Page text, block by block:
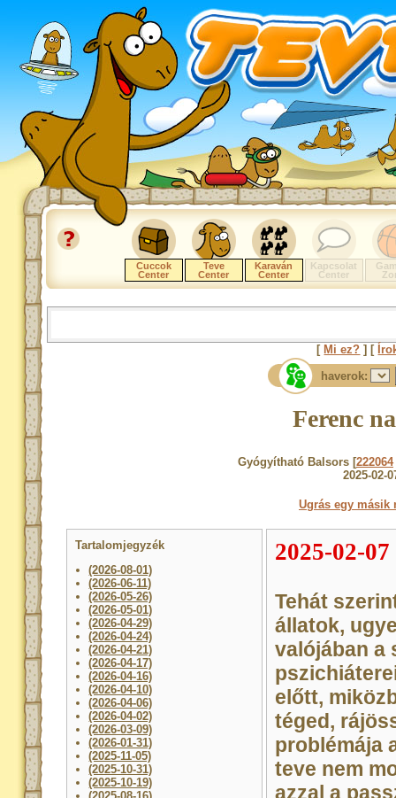
Cuccok
Center
Teve
Center
Karaván
Center
Kapcsolat
Center
[ Mi ez? ] [
haverok:
Ferenc
Gyógyítható Balsors [222064
2025-02-
Ugrás egy másik
Tartalomjegyzék
(2026-08-01)
(2026-06-11)
(2026-05-26)
(2026-05-01)
(2026-04-29)
(2026-04-24)
(2026-04-21)
(2026-04-17)
(2026-04-16)
(2026-04-10)
(2026-04-06)
(2026-04-02)
(2026-03-09)
(2026-01-31)
(2025-11-05)
(2025-10-31)
(2025-10-19)
2025-02-07
Tehát
állatok,
valójában a
előtt,
téged,
problémája
teve nem
azzal a